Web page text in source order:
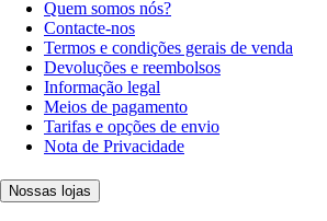
Quem somos nós?
Contacte-nos
Termos e condições gerais de venda
Devoluções e reembolsos
Informação legal
Meios de pagamento
Tarifas e opções de envio
Nota de Privacidade
Nossas lojas